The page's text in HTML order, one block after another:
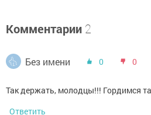
Комментарии 2
Без имени 0 0
Так держать, молодцы!!! Гордимся
Ответить